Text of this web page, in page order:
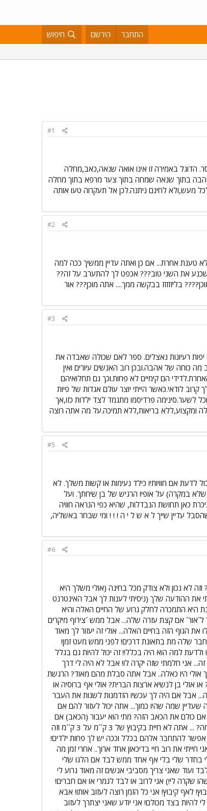
התחבר הירשם חיפוש
#1
הדוגל באמירה זו אינו אואה שנאה,כאב,מחלה
בתוך שנאה שמחה בתוך צער מרפא בתוך מחלה
מעש,ולא לחינם ניתנה.לכן אל תעקרוה טעו אותה
#2
טענת אחרת... אם כן ואתה עדיין ממשיך ככה למה
את השני טוב??? אכפט לך להתערב על זה??
בליזזזזז בבקשה ממך.... אתה מוכן??? אור
#3
רעיונות נאצלים. ספר לאם שכולה שאבדה את
כוחה של אהבה.ובכן רוב האנשים עיורים ואין
הם קימיים לא פחות.וכך גם תחלואיהם
לודאי.כאשר הייתי יוצר עולם אגדות של פיות
לשער.סינימה פרדיסמו מתגמד לצד ילדות כזו,אך
ומקצוע,ללא בריאות,ללא תמיכה.על מה אתה רוצה
#5
לדעת אם חוויותיו כילד נעימות או קשות משלך. לא
שלא במקרה) על אופיו הרגיש של בן שיחתך. ועל
כאן תחושת הנבדלות, שהיא כפי הנראה חוויה
עדיין שייך ל א ש ל י ה ! ! ! ומי שבחר באשליה,
#6
לא נכון ולא צודק מכל בחינה (אולי משלך היא
את ההודעה שלך (ניסיתי לענות לך אבל האינטרנט
היא התמכרה לחלק גרוע של החיים האלה והיא
אם קצת עזרה שלה... אבל ממש ´צירוף מיקרים
הגוף הזה בחיים האלה... אולי זה יעזור לך מאוד
שלה מת בתאונת דרכים! לפני ממש מעט זמן!
למה הוא היה בכלל!! זה יכול להיות גם בגלל
אני חלמתי שזה יקרה לו! אבל לא היה לי דרך
אולי היו כאלה.. אבל אתה סבלת מהם מאוד? הרגשת
אולי בן לנשיא ארצות הברית? אולי אף ברוסיה או
אבל אם היה לך עכשיו הזדמנות לשנות את העבר
שמה שהיו כמוך... אתה יכול לעזור להם אם
כולם את הכאב הזה? מתי הוא יעבור (הכאב) אם
לא תיתן לו לעבור?? אתה מחזיק בו חזק מאוד בשביל שלו יעבד לך העבר שלך במקום לתת לו להסחף... ובשביל מה? ... אתה לא חיית בקיבוץ של 3 ק´´מ על 3 ק´´מ וזה
אפשר להתחבר אלהם בכלל וככה יש לך פחות ילדים!
את רוב חיי בדיכאון אחד ארוך.. אחרי זמן מה
שלי בחדר שלי בלי אף אחד ממש לבד אם הלגו שלי
ועוד שאני צריך מסביבי אנשים זה מאוד גרוע לי
שקרה לי!) אני לרוב או לבד לגמרי או אם חברים!
לאף קיבוץ! אני כל הזמן רוצה לעזוב אותו! אבא
להיות בצד מכולם! אני יודע שאני יצתרך לעזוב